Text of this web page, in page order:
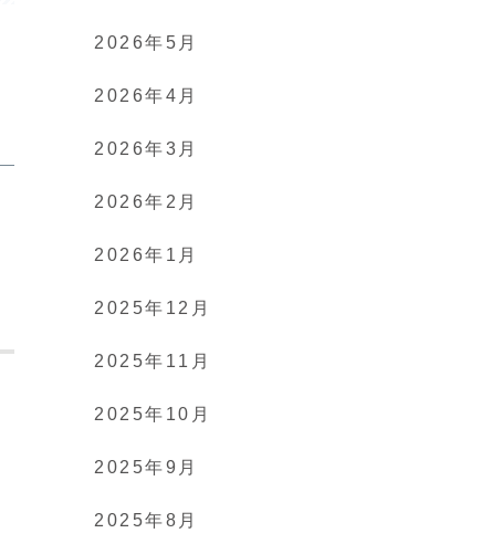
2026年5月
2026年4月
2026年3月
2026年2月
2026年1月
2025年12月
2025年11月
2025年10月
2025年9月
2025年8月